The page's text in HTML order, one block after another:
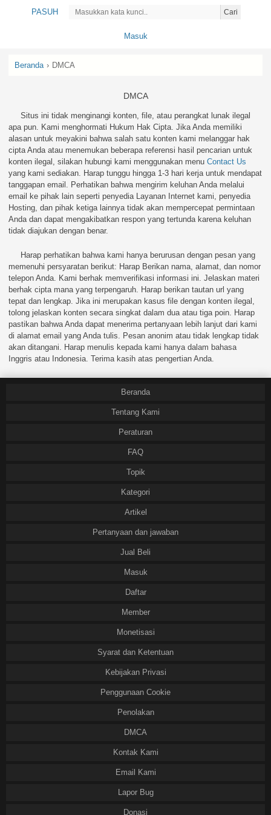
PASUH Cari
Masuk
Beranda › DMCA
DMCA
Situs ini tidak menginangi konten, file, atau perangkat lunak ilegal
apa pun. Kami menghormati Hukum Hak Cipta. Jika Anda memiliki
alasan untuk meyakini bahwa salah satu konten kami melanggar hak
cipta Anda atau menemukan beberapa referensi hasil pencarian untuk
konten ilegal, silakan hubungi kami menggunakan menuContact Us
yang kami sediakan. Harap tunggu hingga 1-3 hari kerja untuk mendapat
tanggapan email. Perhatikan bahwa mengirim keluhan Anda melalui
email ke pihak lain seperti penyedia Layanan Internet kami, penyedia
Hosting, dan pihak ketiga lainnya tidak akan mempercepat permintaan
Anda dan dapat mengakibatkan respon yang tertunda karena keluhan
tidak diajukan dengan benar.
Harap perhatikan bahwa kami hanya berurusan dengan pesan yang
memenuhi persyaratan berikut: Harap Berikan nama, alamat, dan nomor
telepon Anda. Kami berhak memverifikasi informasi ini. Jelaskan materi
berhak cipta mana yang terpengaruh. Harap berikan tautan url yang
tepat dan lengkap. Jika ini merupakan kasus file dengan konten ilegal,
tolong jelaskan konten secara singkat dalam dua atau tiga poin. Harap
pastikan bahwa Anda dapat menerima pertanyaan lebih lanjut dari kami
di alamat email yang Anda tulis. Pesan anonim atau tidak lengkap tidak
akan ditangani. Harap menulis kepada kami hanya dalam bahasa
Inggris atau Indonesia. Terima kasih atas pengertian Anda.
Beranda
Tentang Kami
Peraturan
FAQ
Topik
Kategori
Artikel
Pertanyaan dan jawaban
Jual Beli
Masuk
Daftar
Member
Monetisasi
Syarat dan Ketentuan
Kebijakan Privasi
Penggunaan Cookie
Penolakan
DMCA
Kontak Kami
Email Kami
Lapor Bug
Donasi